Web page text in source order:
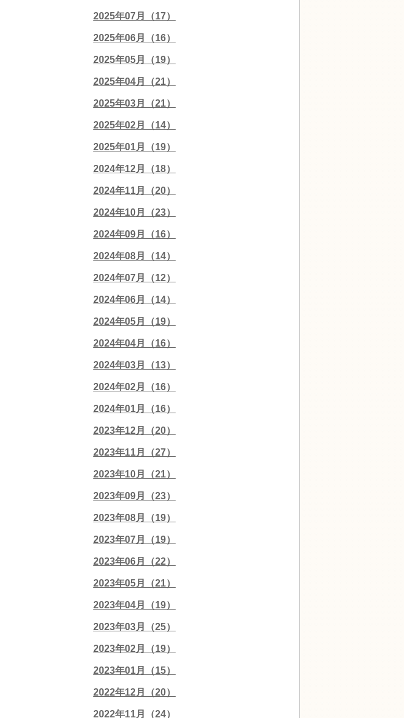
2025年07月（17）
2025年06月（16）
2025年05月（19）
2025年04月（21）
2025年03月（21）
2025年02月（14）
2025年01月（19）
2024年12月（18）
2024年11月（20）
2024年10月（23）
2024年09月（16）
2024年08月（14）
2024年07月（12）
2024年06月（14）
2024年05月（19）
2024年04月（16）
2024年03月（13）
2024年02月（16）
2024年01月（16）
2023年12月（20）
2023年11月（27）
2023年10月（21）
2023年09月（23）
2023年08月（19）
2023年07月（19）
2023年06月（22）
2023年05月（21）
2023年04月（19）
2023年03月（25）
2023年02月（19）
2023年01月（15）
2022年12月（20）
2022年11月（24）